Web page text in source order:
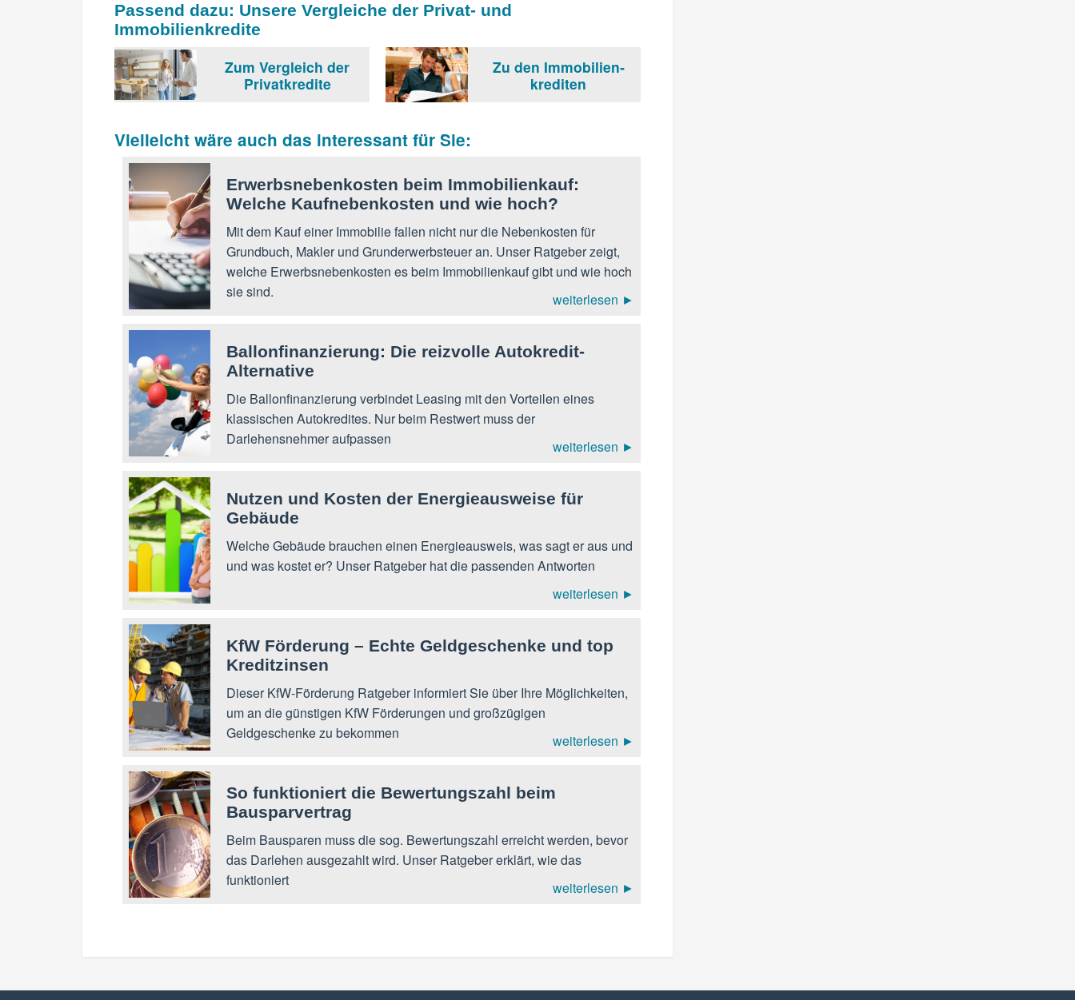
Passend dazu: Unsere Vergleiche der Privat- und
Immobilienkredite
Zum Vergleich der
Privat­kredite
Zu den Immobilien­
krediten
Vielleicht wäre auch das interessant für Sie:
Erwerbsnebenkosten beim Immobilienkauf:
Welche Kaufnebenkosten und wie hoch?
Mit dem Kauf einer Immobilie fallen nicht nur die Nebenkosten für
Grundbuch, Makler und Grunderwerbsteuer an. Unser Ratgeber zeigt,
welche Erwerbsnebenkosten es beim Immobilienkauf gibt und wie hoch
sie sind.
weiterlesen ►
Ballonfinanzierung: Die reizvolle Autokredit-
Alternative
Die Ballonfinanzierung verbindet Leasing mit den Vorteilen eines
klassischen Autokredites. Nur beim Restwert muss der
Darlehensnehmer aufpassen
weiterlesen ►
Nutzen und Kosten der Energieausweise für
Gebäude
Welche Gebäude brauchen einen Energieausweis, was sagt er aus und
und was kostet er? Unser Ratgeber hat die passenden Antworten
weiterlesen ►
KfW Förderung – Echte Geldgeschenke und top
Kreditzinsen
Dieser KfW-Förderung Ratgeber informiert Sie über Ihre Möglichkeiten,
um an die günstigen KfW Förderungen und großzügigen
Geldgeschenke zu bekommen
weiterlesen ►
So funktioniert die Bewertungszahl beim
Bausparvertrag
Beim Bausparen muss die sog. Bewertungszahl erreicht werden, bevor
das Darlehen ausgezahlt wird. Unser Ratgeber erklärt, wie das
funktioniert
weiterlesen ►